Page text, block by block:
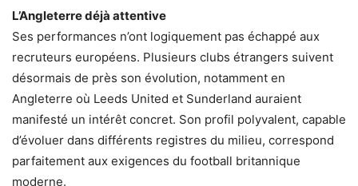
L’Angleterre déjà attentive
Ses performances n’ont logiquement pas échappé aux
recruteurs européens. Plusieurs clubs étrangers suivent
désormais de près son évolution, notamment en
Angleterre où Leeds United et Sunderland auraient
manifesté un intérêt concret. Son profil polyvalent, capable
d’évoluer dans différents registres du milieu, correspond
parfaitement aux exigences du football britannique
moderne.